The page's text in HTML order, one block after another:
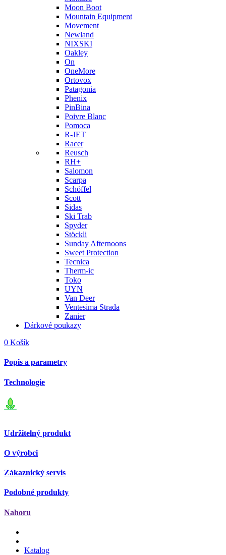
Moon Boot
Mountain Equipment
Movement
Newland
NIXSKI
Oakley
On
OneMore
Ortovox
Patagonia
Phenix
PinBina
Poivre Blanc
Pomoca
R-JET
Racer
Reusch
RH+
Salomon
Scarpa
Schöffel
Scott
Sidas
Ski Trab
Spyder
Stöckli
Sunday Afternoons
Sweet Protection
Tecnica
Therm-ic
Toko
UYN
Van Deer
Ventesima Strada
Zanier
Dárkové poukazy
0 Košík
Popis a parametry
Technologie
Udržitelný produkt
O výrobci
Zákaznický servis
Podobné produkty
Nahoru
Katalog